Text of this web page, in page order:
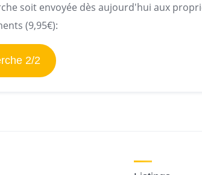
soit envoyée dès aujourd'hui aux
(9,95€):
2/2